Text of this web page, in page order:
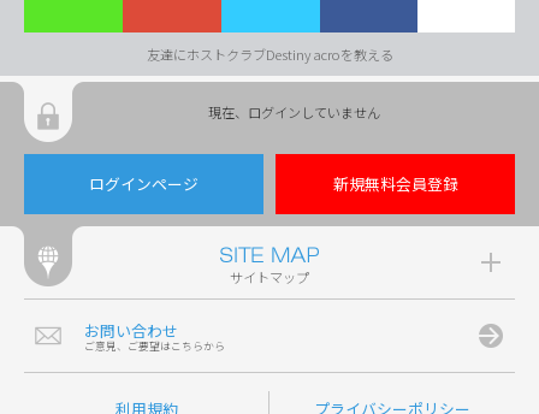
友達にホストクラブDestiny acroを教える
現在、ログインしていません
ログインページ 新規無料会員登録
サイトマップ
お問い合わせ
ご意見、ご要望はこちらから
利用規約 プライバシーポリシー